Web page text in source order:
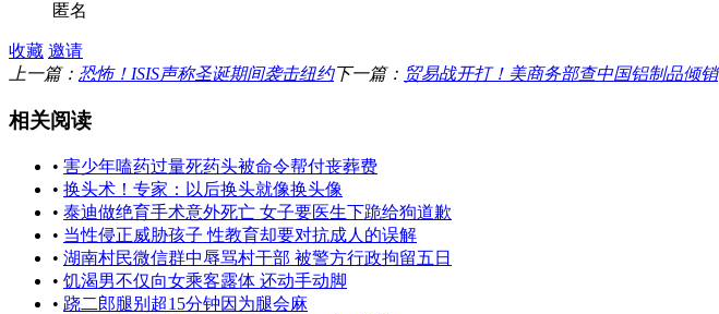
匿名
收藏 邀请
上一篇： 恐怖！ISIS声称圣诞期间袭击纽约下一篇： 贸易战开打！美商务部查中国铝制品倾销
相关阅读
• 害少年嗑药过量死药头被命令帮付丧葬费
• 换头术！专家：以后换头就像换头像
• 泰迪做绝育手术意外死亡 女子要医生下跪给狗道歉
• 当性侵正威胁孩子 性教育却要对抗成人的误解
• 湖南村民微信群中辱骂村干部 被警方行政拘留五日
• 饥渴男不仅向女乘客露体 还动手动脚
• 跷二郎腿别超15分钟因为腿会麻